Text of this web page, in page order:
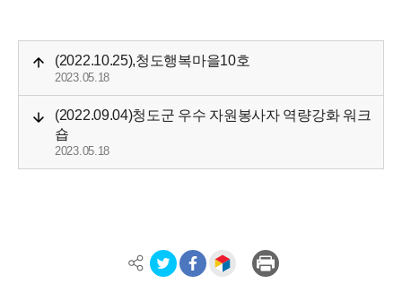
(2022.10.25),청도행복마을10호
2023.05.18
(2022.09.04)청도군 우수 자원봉사자 역량강화 워크
숍
2023.05.18